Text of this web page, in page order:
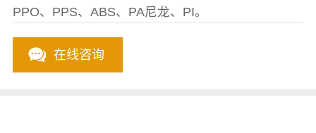
PPO、PPS、ABS、PA尼龙、PI。
在线咨询